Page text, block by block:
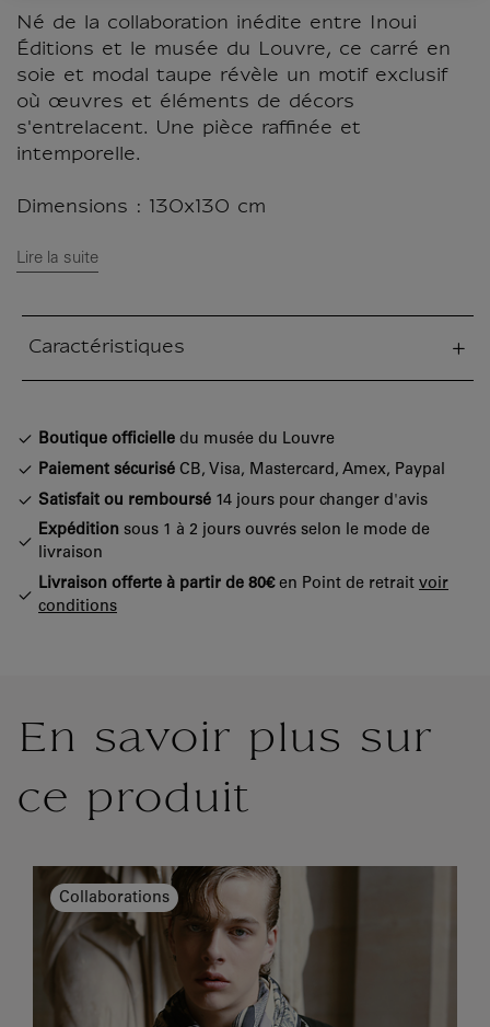
Né de la collaboration inédite entre Inoui
Éditions et le musée du Louvre, ce carré en
soie et modal taupe révèle un motif exclusif
où œuvres et éléments de décors
s'entrelacent. Une pièce raffinée et
intemporelle.
Dimensions : 130x130 cm
Lire la suite
Caractéristiques
Boutique officielle du musée du Louvre
Paiement sécurisé CB, Visa, Mastercard, Amex, Paypal
Satisfait ou remboursé 14 jours pour changer d'avis
Expédition sous 1 à 2 jours ouvrés selon le mode de
livraison
Livraison offerte à partir de 80€en Point de retrait voir
conditions
En savoir plus sur
ce produit
Collaborations